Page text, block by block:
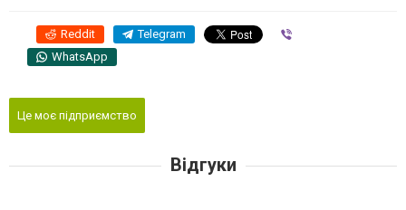
Reddit Telegram
WhatsApp
Це моє підприємство
Відгуки